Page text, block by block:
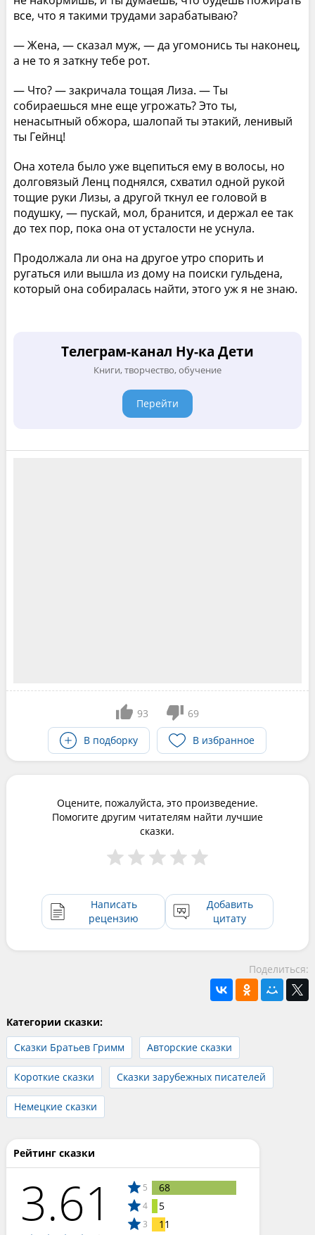
все, что я такими трудами зарабатываю?
— Жена, — сказал муж, — да угомонись ты наконец,
а не то я заткну тебе рот.
— Что? — закричала тощая Лиза. — Ты
собираешься мне еще угрожать? Это ты,
ненасытный обжора, шалопай ты этакий, ленивый
ты Гейнц!
Она хотела было уже вцепиться ему в волосы, но
долговязый Ленц поднялся, схватил одной рукой
тощие руки Лизы, а другой ткнул ее головой в
подушку, — пускай, мол, бранится, и держал ее так
до тех пор, пока она от усталости не уснула.
Продолжала ли она на другое утро спорить и
ругаться или вышла из дому на поиски гульдена,
который она собиралась найти, этого уж я не знаю.
Телеграм-канал Ну-ка Дети
Книги, творчество, обучение
Перейти
93
69
В подборку
В избранное
Оцените, пожалуйста, это произведение.
Помогите другим читателям найти лучшие
сказки.
Написать
рецензию
Добавить
цитату
Поделиться:
Категории сказки:
Сказки Братьев Гримм
Авторские сказки
Короткие сказки Сказки зарубежных писателей
Немецкие сказки
Рейтинг сказки
3.61 5 68
4 5
3 11